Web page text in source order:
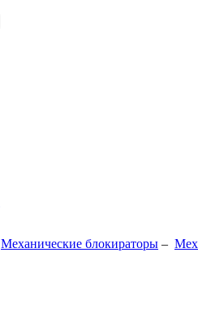
Механические блoкираторы –